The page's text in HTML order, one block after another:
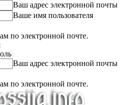
Ваш адрес электронной почты
Ваше имя пользователя
по электронной почте.
Ваш адрес электронной почты
по электронной почте.